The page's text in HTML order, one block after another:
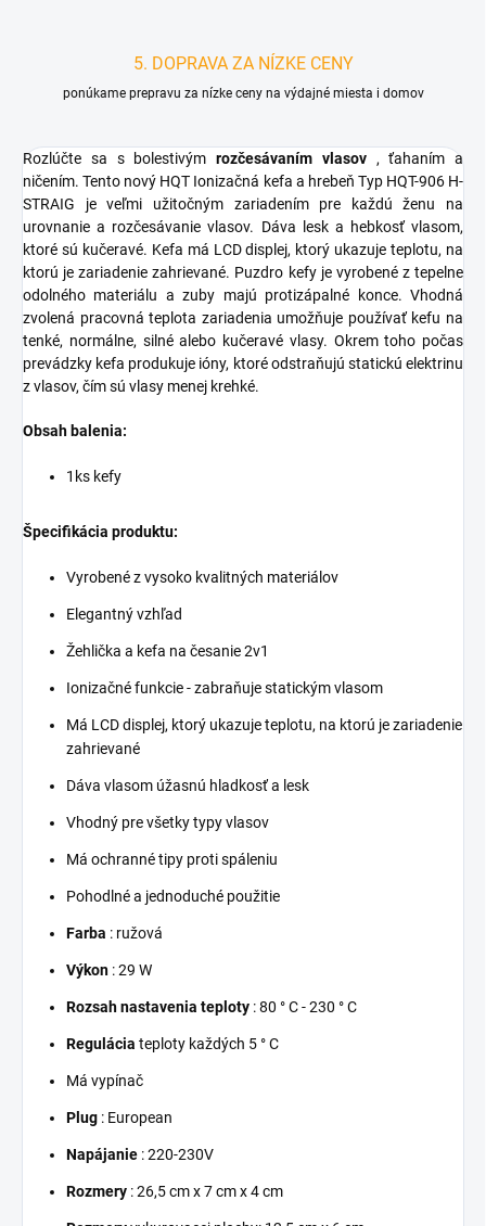
5. DOPRAVA ZA NÍZKE CENY
ponúkame prepravu za nízke ceny na výdajné miesta i domov
Rozlúčte sa s bolestivým rozčesávaním vlasov, ťahaním a
ničením. Tento nový HQT Ionizačná kefa a hrebeň Typ HQT-906 H-
STRAIG je veľmi užitočným zariadením pre každú ženu na
urovnanie a rozčesávanie vlasov. Dáva lesk a hebkosť vlasom,
ktoré sú kučeravé. Kefa má LCD displej, ktorý ukazuje teplotu, na
ktorú je zariadenie zahrievané. Puzdro kefy je vyrobené z tepelne
odolného materiálu a zuby majú protizápalné konce. Vhodná
zvolená pracovná teplota zariadenia umožňuje používať kefu na
tenké, normálne, silné alebo kučeravé vlasy. Okrem toho počas
prevádzky kefa produkuje ióny, ktoré odstraňujú statickú elektrinu
z vlasov, čím sú vlasy menej krehké.
Obsah balenia:
1ks kefy
Špecifikácia produktu:
Vyrobené z vysoko kvalitných materiálov
Elegantný vzhľad
Žehlička a kefa na česanie 2v1
Ionizačné funkcie - zabraňuje statickým vlasom
Má LCD displej, ktorý ukazuje teplotu, na ktorú je zariadenie
zahrievané
Dáva vlasom úžasnú hladkosť a lesk
Vhodný pre všetky typy vlasov
Má ochranné tipy proti spáleniu
Pohodlné a jednoduché použitie
Farba : ružová
Výkon : 29 W
Rozsah nastavenia teploty : 80 ° C - 230 ° C
Regulácia teploty každých 5 ° C
Má vypínač
Plug : European
Napájanie : 220-230V
Rozmery : 26,5 cm x 7 cm x 4 cm